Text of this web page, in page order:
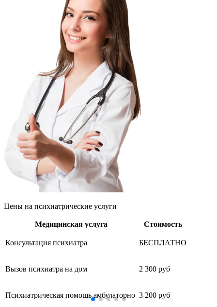
Цены на психиатрические услуги
Медицинская услуга Стоимость
Консультация психиатра БЕСПЛАТНО
Вызов психиатра на дом 2 300 руб
Психиатрическая помощь амбулаторно 3 200 руб